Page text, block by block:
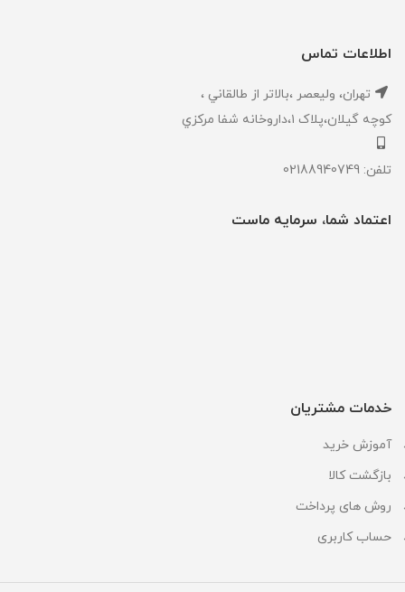
اطلاعات تماس
تهران، ‎وليعصر ،بالاتر از طالقاني ،
كوچه گيلان،پلاک ۱،داروخانه شفا مركزي
تلفن: 02188940749
اعتماد شما، سرمایه ماست
خدمات مشتریان
آموزش خرید
بازگشت کالا
روش های پرداخت
حساب کاربری